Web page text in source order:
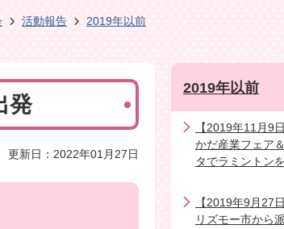
活動報告
2019年以前
発
更新日：2022年01月27日
2019年以前
【2019年11月9
かだ産業フェア
タでラミントン
【2019年9月27
リズモー市から